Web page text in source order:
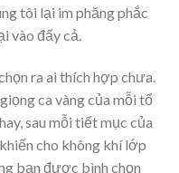
tôi lại im phăng phắc
vào đấy cả.
ra ai thích hợp chưa.
ca vàng của mỗi tổ
sau mỗi tiết mục của
cho không khí lớp
bạn được bình chọn